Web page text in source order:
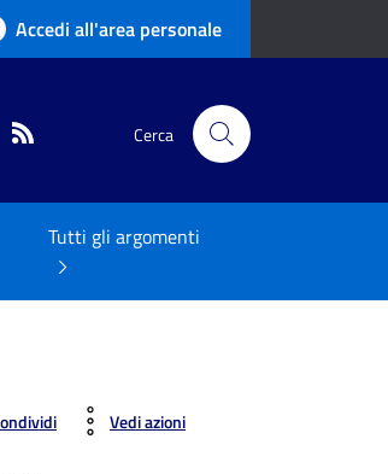
Accedi all'area personale
Instagram Cerca
Tutti gli argomenti
Vedi azioni